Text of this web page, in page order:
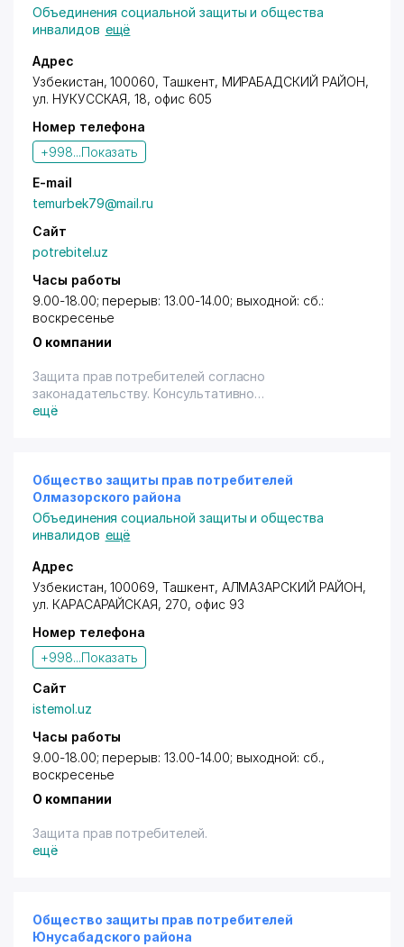
Объединения социальной защиты и общества
инвалидов ещё
Адрес
Узбекистан, 100060, Ташкент, МИРАБАДСКИЙ РАЙОН,
ул. НУКУССКАЯ, 18, офис 605
Номер телефона
+998...Показать
E-mail
temurbek79@mail.ru
Сайт
potrebitel.uz
Часы работы
9.00-18.00; перерыв: 13.00-14.00; выходной: сб.:
воскресенье
О компании
Защита прав потребителей согласно
законадательству. Консультативно
информационная деятельность.
ещё
Общество защиты прав потребителей
Олмазорского района
Объединения социальной защиты и общества
инвалидов ещё
Адрес
Узбекистан, 100069, Ташкент, АЛМАЗАРСКИЙ РАЙОН,
ул. КАРАСАРАЙСКАЯ, 270, офис 93
Номер телефона
+998...Показать
Сайт
istemol.uz
Часы работы
9.00-18.00; перерыв: 13.00-14.00; выходной: сб.,
воскресенье
О компании
Защита прав потребителей.
ещё
Общество защиты прав потребителей
Юнусабадского района